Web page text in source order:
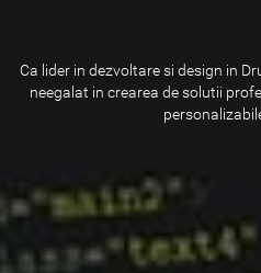
Ca lider in dezvoltare si design in
neegalat in crearea de solutii